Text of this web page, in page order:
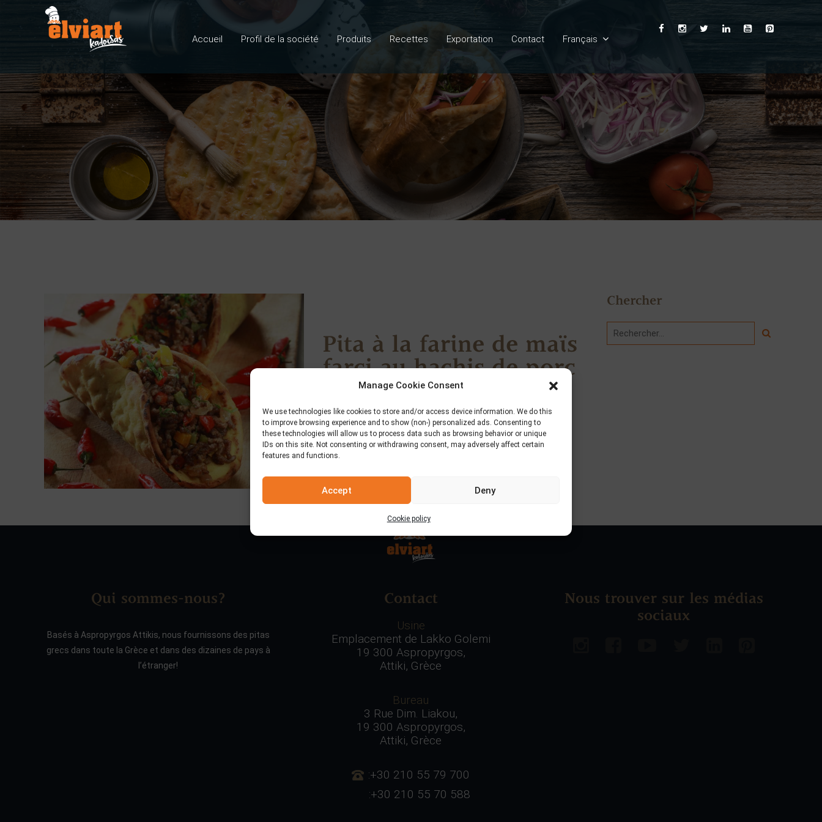
Manage Cookie Consent
We use technologies like cookies to store and/or access device information. We do this
to improve browsing experience and to show (non-) personalized ads. Consenting to
these technologies will allow us to process data such as browsing behavior or unique
IDs on this site. Not consenting or withdrawing consent, may adversely affect certain
features and functions.
Accept Deny
Cookie policy
Accueil Profil de la société Produits Recettes Exportation Contact Français
English
Ελληνικά
Deutsch
Español
Italiano
Pita à la farine de maïs
farci au hachis de porc
Chercher
Qui sommes-nous?
Basés à Aspropyrgos Attikis, nous fournissons des pitas
grecs dans toute la Grèce et dans des dizaines de pays à
l’étranger!
Contact
Usine
Emplacement de Lakko Golemi
19 300 Aspropyrgos,
Attiki, Grèce
Bureau
3 Rue Dim. Liakou,
19 300 Aspropyrgos,
Attiki, Grèce
:+30 210 55 79 700
:+30 210 55 70 588
Nous trouver sur les médias
sociaux